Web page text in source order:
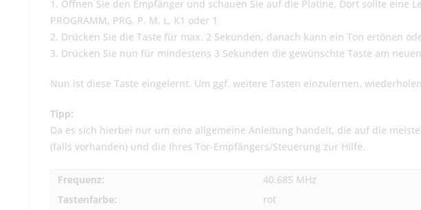
1. Öffnen Sie den Empfänger und schauen Sie auf die Platine. Dort sollte eine
PROGRAMM, PRG, P, M, L, K1 oder 1
2. Drücken Sie die Taste für max. 2 Sekunden, danach kann ein Ton ertönen
3. Drücken Sie nun für mindestens 3 Sekunden die gewünschte Taste am
Nun ist diese Taste eingelernt. Um ggf. weitere Tasten einzulernen,
Tipp:
Da es sich hierbei nur um eine allgemeine Anleitung handelt, die auf die
(falls vorhanden) und die Ihres Tor-Empfängers/Steuerung zur Hilfe.
Frequenz:
40.685 MHz
Tastenfarbe:
rot